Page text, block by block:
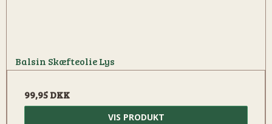
Balsin Skæfteolie Lys
99,95 DKK
VIS PRODUKT